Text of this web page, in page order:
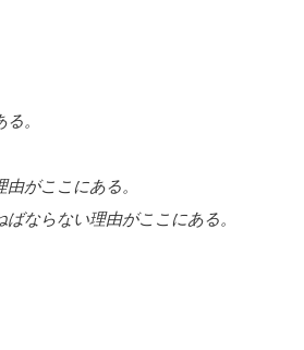
。
がここにある。
ならない理由がここにある。